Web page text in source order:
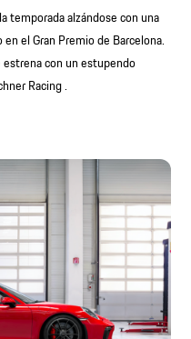
temporada alzándose con una
el Gran Premio de Barcelona.
con un estupendo
Racing .